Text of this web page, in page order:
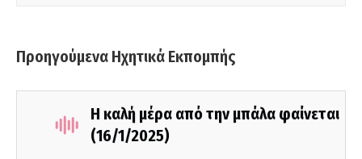
Προηγούμενα Ηχητικά Εκπομπής
Η καλή μέρα από την μπάλα φαίνεται
(16/1/2025)